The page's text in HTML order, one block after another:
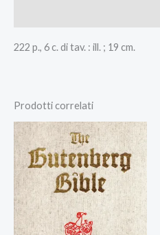
222 p., 6 c. di tav. : ill. ; 19 cm.
Prodotti correlati